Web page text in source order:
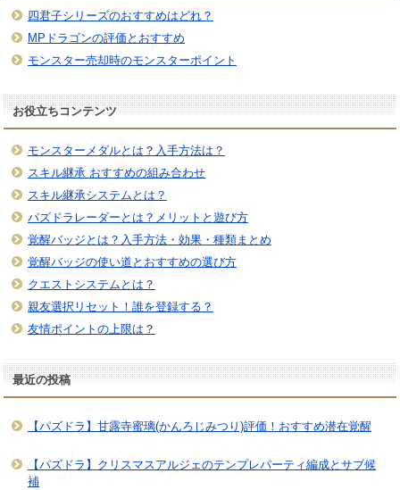
四君子シリーズのおすすめはどれ？
MPドラゴンの評価とおすすめ
モンスター売却時のモンスターポイント
お役立ちコンテンツ
モンスターメダルとは？入手方法は？
スキル継承 おすすめの組み合わせ
スキル継承システムとは？
パズドラレーダーとは？メリットと遊び方
覚醒バッジとは？入手方法・効果・種類まとめ
覚醒バッジの使い道とおすすめの選び方
クエストシステムとは？
親友選択リセット！誰を登録する？
友情ポイントの上限は？
最近の投稿
【パズドラ】甘露寺蜜璃(かんろじみつり)評価！おすすめ潜在覚醒
【パズドラ】クリスマスアルジェのテンプレパーティ編成とサブ候
補